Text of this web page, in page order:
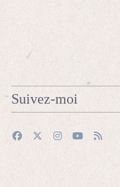
Suivez-moi